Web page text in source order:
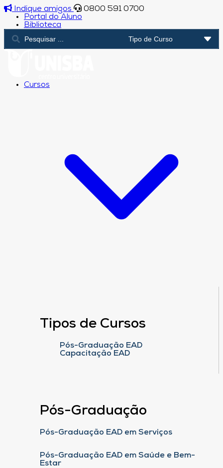
Indique amigos
0800 591 0700
Portal do Aluno
Biblioteca
Cursos
Tipos de Cursos
Pós-Graduação EAD
Capacitação EAD
Pós-Graduação
Pós-Graduação EAD em Serviços
Pós-Graduação EAD em Saúde e Bem-
Estar